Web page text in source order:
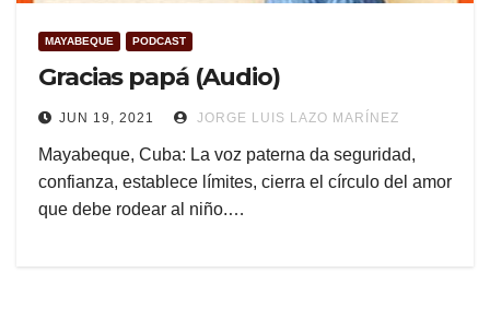
MAYABEQUE PODCAST
Gracias papá (Audio)
JUN 19, 2021 JORGE LUIS LAZO MARÍNEZ
Mayabeque, Cuba: La voz paterna da seguridad,
confianza, establece límites, cierra el círculo del amor
que debe rodear al niño.…